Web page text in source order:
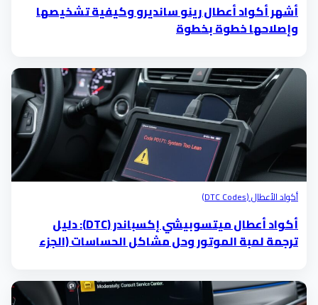
أشهر أكواد أعطال رينو سانديرو وكيفية تشخيصها
وإصلاحها خطوة بخطوة
أكواد الأعطال (DTC Codes)
أكواد أعطال ميتسوبيشي إكسباندر (DTC): دليل
ترجمة لمبة الموتور وحل مشاكل الحساسات (الجزء